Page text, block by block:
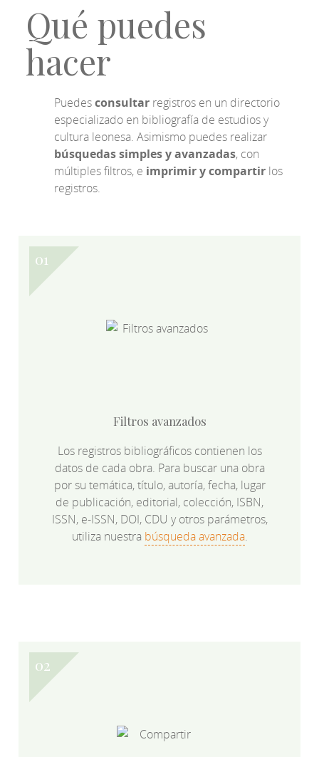
Qué puedes
hacer
Puedesconsultar registros en un directorio
especializado en bibliografía de estudios y
cultura leonesa. Asimismo puedes realizar
búsquedas simples y avanzadas, con
múltiples filtros, e imprimir y compartir los
registros.
Filtros avanzados
Los registros bibliográficos contienen los
datos de cada obra. Para buscar una obra
por su temática, título, autoría, fecha, lugar
de publicación, editorial, colección, ISBN,
ISSN, e-ISSN, DOI, CDU y otros parámetros,
utiliza nuestra búsqueda avanzada.